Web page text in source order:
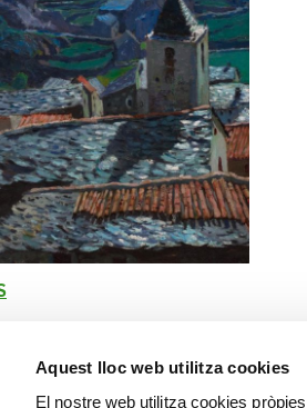
Aquest lloc web utilitza cookies
El nostre web utilitza cookies